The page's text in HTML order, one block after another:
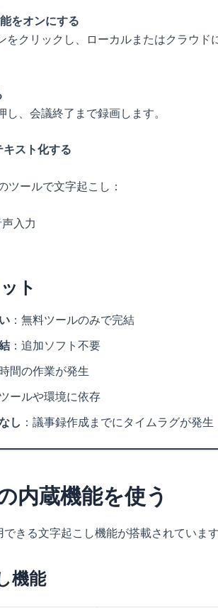
をオンにする
をクリックし、ローカルまたはクラウド
、会議終了まで録画します。
スト化する
ツールで文字起こし：
入力
ト
：無料ツールのみで完結
：追加ソフト不要
間の作業が発生
ツールや環境に依存
し ：議事録作成までにタイムラグが発生
内蔵機能を使う
きる文字起こし機能が搭載されています
機能